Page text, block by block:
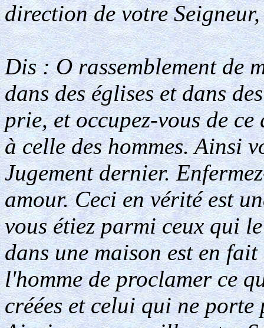
direction de votre
Dis : O rassemblement de
dans des églises et dans
prie, et occupez-vous de
à celle des hommes. Ainsi
Jugement dernier.
amour. Ceci en vérité est
vous étiez parmi ceux qui
dans une maison est en
l'homme de proclamer ce
créées et celui qui ne